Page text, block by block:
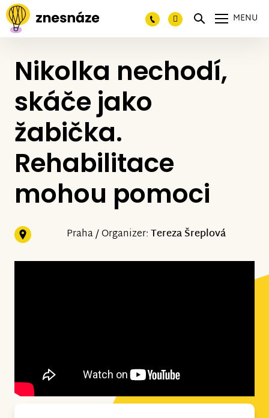
MENU
Nikolka nechodí,
skáče jako
žabička.
Rehabilitace
mohou pomoci
Praha / Organizer:Tereza Šreplová